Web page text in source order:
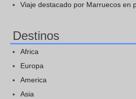
Viaje destacado por Marruecos en
Destinos
Africa
Europa
America
Asia